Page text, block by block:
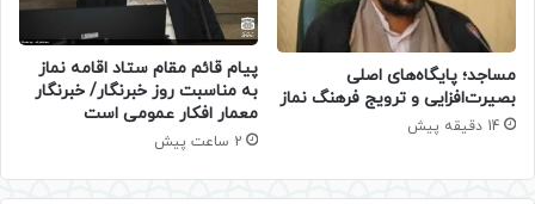
​مساجد؛ پایگاه‌های اصلی
بصیرت‌افزایی و ترویج فرهنگ نماز
14 دقیقه پیش
پیام قائم مقام ستاد اقامه نماز
به مناسبت روز خبرنگار/ خبرنگار
معمار افکار عمومی است
2 ساعت پیش